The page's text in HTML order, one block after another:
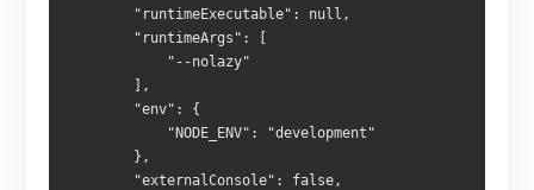
        "runtimeExecutable": null,
        "runtimeArgs": [
            "--nolazy"
        ],
        "env": {
            "NODE_ENV": "development"
        },
        "externalConsole": false,